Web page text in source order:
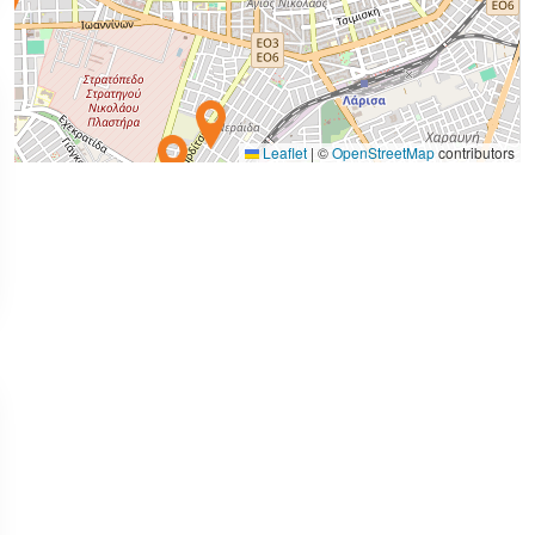
Leaflet | ©OpenStreetMapcontributors